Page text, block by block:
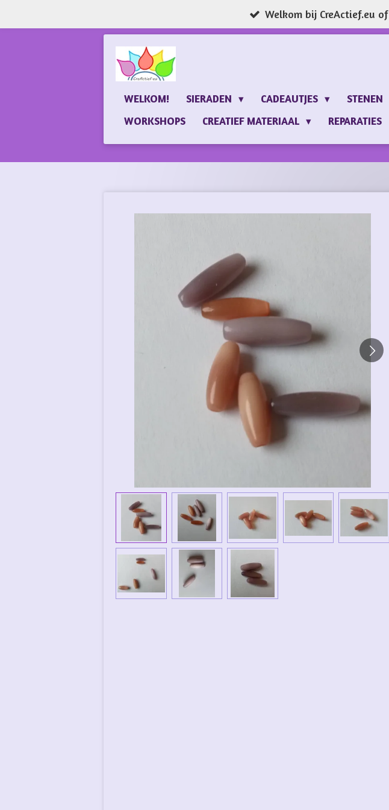
direct
Welkom bij CreActief.eu of
WELKOM! SIERADEN CADEAUTJES STENEN
WORKSHOPS
CREATIEF MATERIAAL REPARATIES